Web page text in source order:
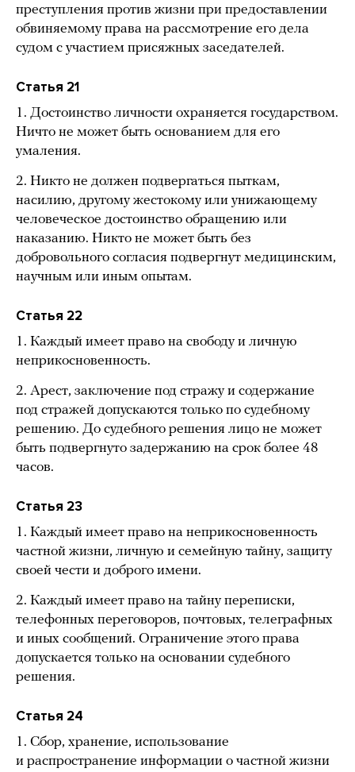
преступления против жизни при предоставлении
обвиняемому права на рассмотрение его дела
судом с участием присяжных заседателей.
Статья 21
1. Достоинство личности охраняется государством.
Ничто не может быть основанием для его
умаления.
2. Никто не должен подвергаться пыткам,
насилию, другому жестокому или унижающему
человеческое достоинство обращению или
наказанию. Никто не может быть без
добровольного согласия подвергнут медицинским,
научным или иным опытам.
Статья 22
1. Каждый имеет право на свободу и личную
неприкосновенность.
2. Арест, заключение под стражу и содержание
под стражей допускаются только по судебному
решению. До судебного решения лицо не может
быть подвергнуто задержанию на срок более 48
часов.
Статья 23
1. Каждый имеет право на неприкосновенность
частной жизни, личную и семейную тайну, защиту
своей чести и доброго имени.
2. Каждый имеет право на тайну переписки,
телефонных переговоров, почтовых, телеграфных
и иных сообщений. Ограничение этого права
допускается только на основании судебного
решения.
Статья 24
1. Сбор, хранение, использование
и распространение информации о частной жизни